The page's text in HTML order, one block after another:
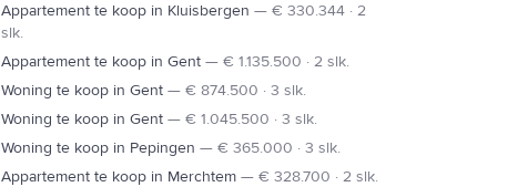
Appartement te koop in Kluisbergen —€ 330.344 · 2
slk.
Appartement te koop in Gent —€ 1.135.500 · 2 slk.
Woning te koop in Gent —€ 874.500 · 3 slk.
Woning te koop in Gent —€ 1.045.500 · 3 slk.
Woning te koop in Pepingen —€ 365.000 · 3 slk.
Appartement te koop in Merchtem —€ 328.700 · 2 slk.